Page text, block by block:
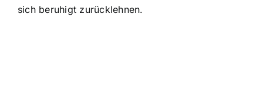
sich beruhigt zurücklehnen.